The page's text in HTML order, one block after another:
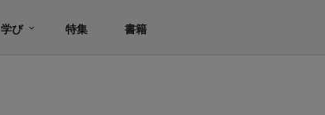
学び 特集 書籍